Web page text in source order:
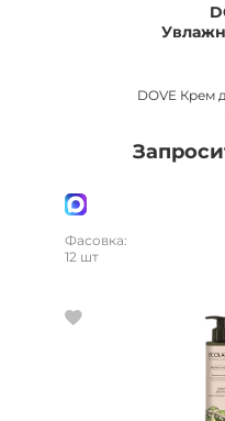
DOVE Крем
Фасовка:
12 шт